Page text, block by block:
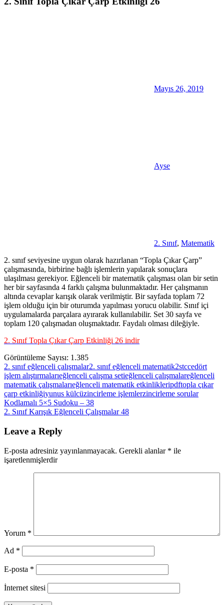
Mayıs 26, 2019
Ayse
2. Sınıf, Matematik
2. sınıf seviyesine uygun olarak hazırlanan “Topla Çıkar Çarp”
çalışmasında, birbirine bağlı işlemlerin yapılarak sonuçlara
ulaşılması gerekiyor. Eğlenceli bir matematik çalışması olan bir setin
her bir sayfasında 4 farklı çalışma bulunmaktadır. Her çalışmanın
altında cevaplar karışık olarak verilmiştir. Bir sayfada toplam 72
işlem olduğu için bir oturumda yapılması yorucu olabilir. Sınıf içi
uygulamalarda parçalara ayırarak kullanılabilir. Set 30 sayfa ve
toplam 120 çalışmadan oluşmaktadır. Faydalı olması dileğiyle.
2. Sınıf Topla Çıkar Çarp Etkinliği 26 indir
Görüntüleme Sayısı: 1.385
2. sınıf eğlenceli çalışmalar2. sınıf eğlenceli matematik2stccedört
işlem alıştırmalarıeğlenceli çalışma setieğlenceli çalışmalareğlenceli
matematik çalışmalarıeğlenceli matematik etkinlikleripdftopla çıkar
çarp etkinliğiyunus külcüzincirleme işlemlerzincirleme sorular
Yazı
gezinmesi
Previous
Post:
Kodlamalı 5×5 Sudoku – 38
Next
2. Sınıf Karışık Eğlenceli Çalışmalar 48
Leave a Reply
E-posta adresiniz yayınlanmayacak. Gerekli alanlar * ile
işaretlenmişlerdir
Yorum *
Ad *
E-posta *
İnternet sitesi